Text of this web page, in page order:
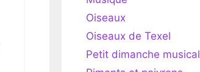
Oiseaux
Oiseaux de Texel
Petit dimanche musical